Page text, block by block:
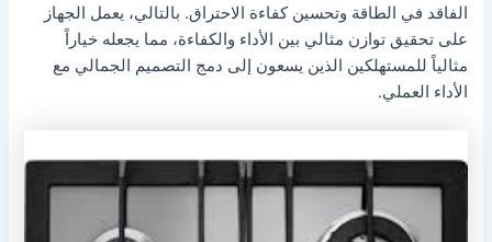
الفاقد في الطاقة وتحسين كفاءة الاحتراق. بالتالي، يعمل الجهاز
على تحقيق توازن مثالي بين الأداء والكفاءة، مما يجعله خياراً
مثالياً للمستهلكين الذين يسعون إلى دمج التصميم الجمالي مع
الأداء العملي.